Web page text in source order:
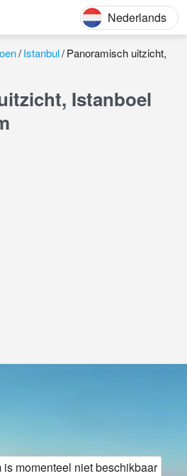
Nederlands
Istanbul Panoramisch uitzicht,
Istanboel
momenteel niet beschikbaar